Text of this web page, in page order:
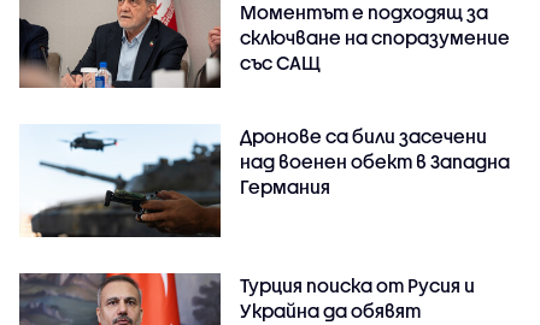
Моментът е подходящ за
сключване на споразумение
със САЩ
Дронове са били засечени
над военен обект в Западна
Германия
Турция поиска от Русия и
Украйна да обявят